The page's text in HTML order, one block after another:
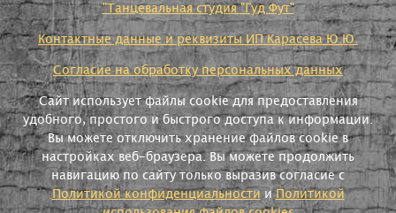
"Танцевальная студия "Гуд Фут"
Контактные данные и реквизиты ИП Карасева Ю.Ю.
Согласие на обработку персональных данных
Сайт использует файлы cookie для предоставления
удобного, простого и быстрого доступа к информации.
Вы можете отключить хранение файлов cookie в
настройках веб-браузера. Вы можете продолжить
навигацию по сайту только выразив согласие с
Политикой конфиденциальностииПолитикой